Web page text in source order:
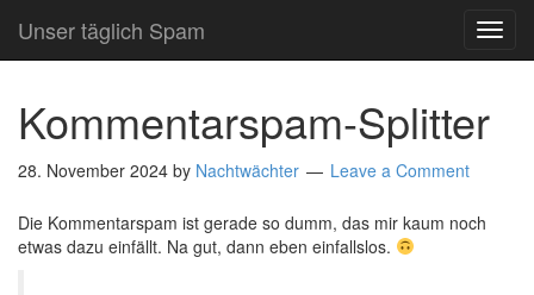
Unser täglich Spam
Kommentarspam-Splitter
28. November 2024 by Nachtwächter Leave a Comment
Die Kommentarspam ist gerade so dumm, das mir kaum noch
etwas dazu einfällt. Na gut, dann eben einfallslos.